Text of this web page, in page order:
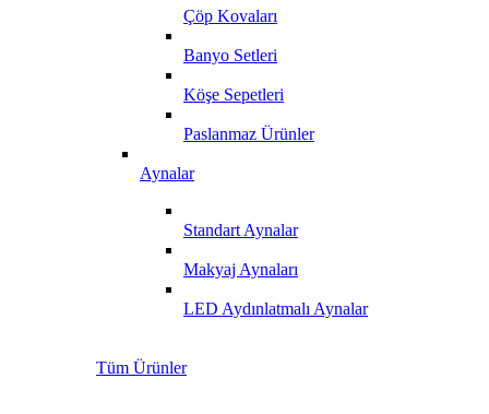
Çöp Kovaları
Banyo Setleri
Köşe Sepetleri
Paslanmaz Ürünler
Aynalar
Standart Aynalar
Makyaj Aynaları
LED Aydınlatmalı Aynalar
Tüm Ürünler